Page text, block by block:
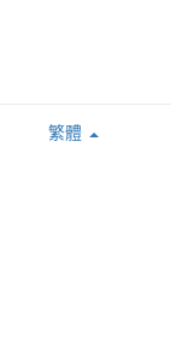
繁體